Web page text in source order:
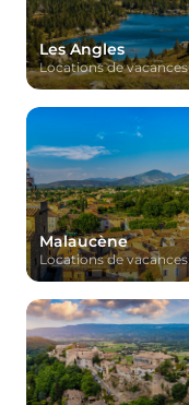
Les Angles
Locations de vacances
Malaucène
Locations de vacances